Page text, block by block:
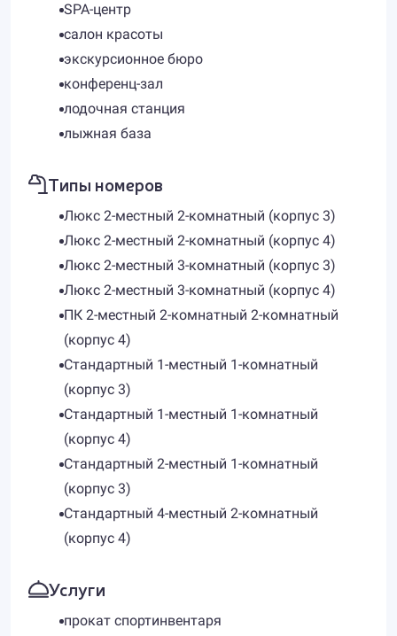
SPA-центр
салон красоты
экскурсионное бюро
конференц-зал
лодочная станция
лыжная база
Типы номеров
Люкс 2-местный 2-комнатный (корпус 3)
Люкс 2-местный 2-комнатный (корпус 4)
Люкс 2-местный 3-комнатный (корпус 3)
Люкс 2-местный 3-комнатный (корпус 4)
ПК 2-местный 2-комнатный 2-комнатный
(корпус 4)
Стандартный 1-местный 1-комнатный
(корпус 3)
Стандартный 1-местный 1-комнатный
(корпус 4)
Стандартный 2-местный 1-комнатный
(корпус 3)
Стандартный 4-местный 2-комнатный
(корпус 4)
Услуги
прокат спортинвентаря